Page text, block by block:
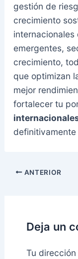
gestión de
crecimiento
emergentes,
crecimiento,
que optimizan
mejor
fortalecer tu
ANTERIOR
Deja un
Tu